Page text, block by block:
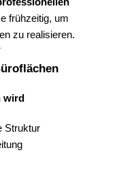
frühzeitig, um
zu realisieren.
wird
Struktur